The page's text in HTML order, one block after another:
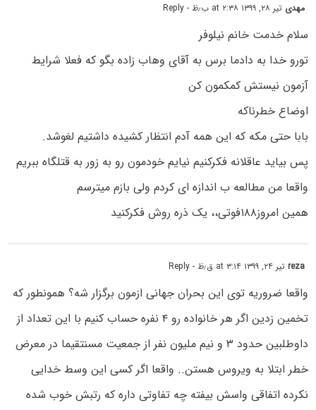
مهدی تیر ۲۸, ۱۳۹۹ at ۲:۳۸ ب٫ظ - Reply
سلام خدمت خانم نیلوفر
تورو خدا به دادما برس به آقای وهاب زاده بگو که فعلا شرایط
آزمون نیستش کمکمون کن
اوضاع خطرناکه
بابا حتی مکه که این همه آدم انتظار کشیده داشتیم لغوشد.
پس بیاید عاقلانه فکرکنیم نیایم خودمون رو به زور به قتلگاه ببریم
واقعا من مطالعه ب اندازه ای کردم ولی بازم میترسم
همین امروز۱۸۸فوتی،، یک ذره روش فکرکنید
rezaتیر ۲۴, ۱۳۹۹ at ۳:۱۴ ق٫ظ - Reply
واقعا ضروریه توی این بحران جهانی ازمون برگزار شه؟ همونطور که
تخمین زدین اگر هر خانواده رو ۴ نفره حساب کنیم با این تعداد از
داوطلبین حدود ۳ و نیم ملیون نفر از جمعیت مسنتقیما در معرض
خطر ابتلا به ویروس هستن.. واقعا اگر کسی این وسط خدایی
نکرده اتفاقی واسش بیفته چه تفاوتی داره که رتبش خوب شده